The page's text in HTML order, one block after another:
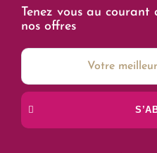
Tenez vous au
nos offres